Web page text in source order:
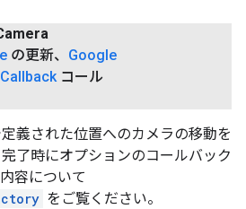
の更新、 Google
Callbackコール
義された位置へのカメラの移動を
了時にオプションのコールバック
容について
をご覧ください。